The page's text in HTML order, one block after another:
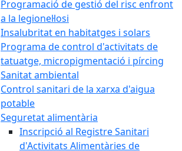
Programació de gestió del risc enfront
a la legionel·losi
Insalubritat en habitatges i solars
Programa de control d'activitats de
tatuatge, micropigmentació i pírcing
Sanitat ambiental
Control sanitari de la xarxa d'aigua
potable
Seguretat alimentària
Inscripció al Registre Sanitari
d'Activitats Alimentàries de